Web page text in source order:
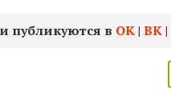
публикуются в ОК| ВК|